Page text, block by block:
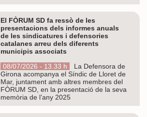
El FÒRUM SD fa ressò de les
presentacions dels informes anuals
de les sindicatures i defensories
catalanes arreu dels diferents
municipis associats
08/07/2026 - 13.33 h
La Defensora de
Girona acompanya el Síndic de Lloret de
Mar, juntament amb altres membres del
FÒRUM SD, en la presentació de la seva
memòria de l’any 2025